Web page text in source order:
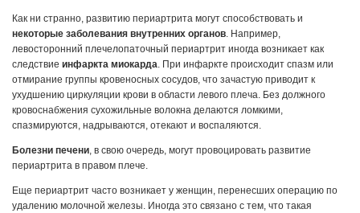
Как ни странно, развитию периартрита могут способствовать и
некоторые заболевания внутренних органов . Например,
левосторонний плечелопаточный периартрит иногда возникает как
следствие инфаркта миокарда . При инфаркте происходит спазм или
отмирание группы кровеносных сосудов, что зачастую приводит к
ухудшению циркуляции крови в области левого плеча. Без должного
кровоснабжения сухожильные волокна делаются ломкими,
спазмируются, надрываются, отекают и воспаляются.
Болезни печени, в свою очередь, могут провоцировать развитие
периартрита в правом плече.
Еще периартрит часто возникает у женщин, перенесших операцию по
удалению молочной железы. Иногда это связано с тем, что такая